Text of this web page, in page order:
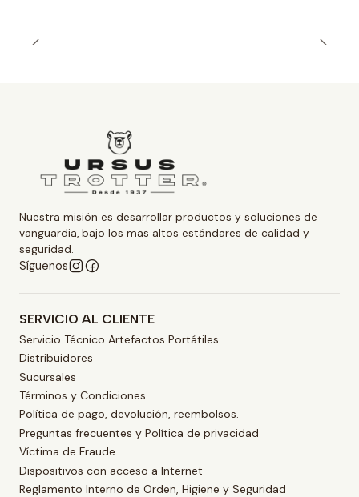
Nuestra misión es desarrollar productos y soluciones de
vanguardia, bajo los mas altos estándares de calidad y
seguridad.
Síguenos
SERVICIO AL CLIENTE
Servicio Técnico Artefactos Portátiles
Distribuidores
Sucursales
Términos y Condiciones
Política de pago, devolución, reembolsos.
Preguntas frecuentes y Política de privacidad
Víctima de Fraude
Dispositivos con acceso a Internet
Reglamento Interno de Orden, Higiene y Seguridad